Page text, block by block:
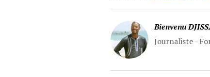
Bienvenu
Journaliste -